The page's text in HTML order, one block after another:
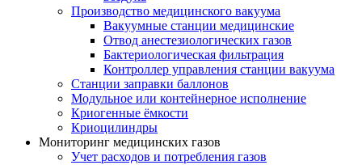
Производство медицинского вакуума
Вакуумные станции медицинские
Отвод анестезиологических газов
Бактериологическая фильтрация
Контроллер управления станции вакуума
Станции заправки баллонов
Модульное или контейнерное исполнение
Криогенные ёмкости
Криоцилиндры
Мониторинг медицинских газов
Учет расходов и потребления газов